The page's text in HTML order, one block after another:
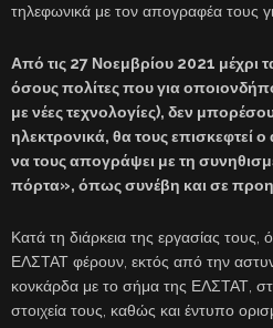
τηλεφωνικά με τον απογραφέα τους
Από τις 27 Νοεμβρίου 2021 μέχρι
όσους πολίτες που για
με νέες τεχνολογίες), δεν
ηλεκτρονικά, θα τους επισκεφτεί
να τους απογράψει με τη
πόρτα», όπως συνέβη και σε
Κατά τη διάρκεια της εργασίας τους,
ΕΛΣΤΑΤ φέρουν, εκτός από την
κονκάρδα με το σήμα της ΕΛΣΤΑΤ,
στοιχεία τους, καθώς και έντυπο